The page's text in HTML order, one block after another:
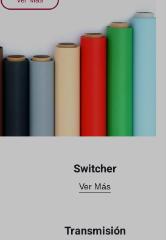
Switcher
Ver Más
Transmisión